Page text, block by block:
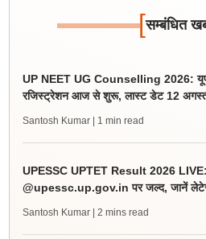
[सम्बंधित
UP NEET UG Counselling 2026:
रजिस्ट्रेशन आज से शुरू, लास्ट डेट 12
Santosh Kumar | 1 min read
UPESSC UPTET Result 2026 LIVE:
@upessc.up.gov.in पर जल्द, जानें
Santosh Kumar | 2 mins read